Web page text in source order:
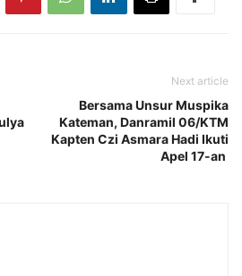
Next article
Bersama Unsur Muspika
Kateman, Danramil 06/KTM
Kapten Czi Asmara Hadi Ikuti
Apel 17-an